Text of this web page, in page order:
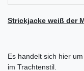
Strickjacke weiß der
Es handelt sich hier
im Trachtenstil.